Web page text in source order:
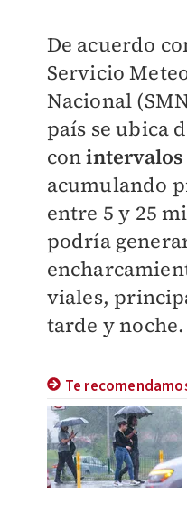
De acuerdo
Servicio
Nacional
país se ubica
conintervalos
acumulando
entre 5 y 25
podría
viales,
tarde y noche.
Te